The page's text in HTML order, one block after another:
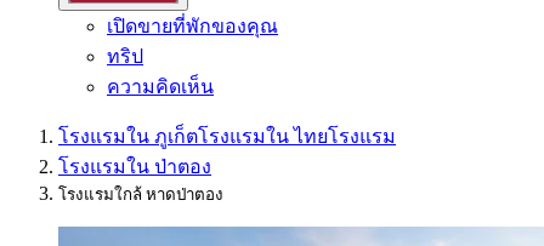
เปิดขายที่พักของคุณ
ทริป
ความคิดเห็น
โรงแรมใน ภูเก็ตโรงแรมใน ไทยโรงแรม
โรงแรมใน ป่าตอง
โรงแรมใกล้ หาดป่าตอง